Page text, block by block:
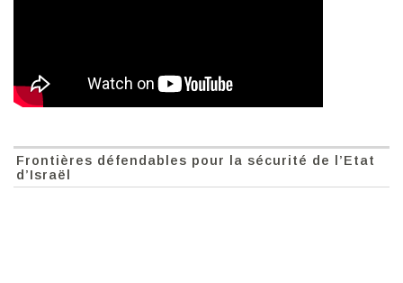
Frontières défendables pour la sécurité de l’Etat
d’Israël